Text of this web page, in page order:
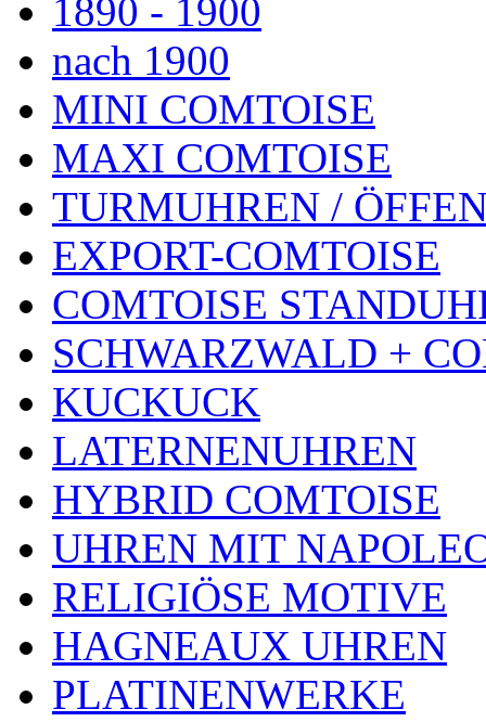
1890 - 1900
nach 1900
MINI COMTOISE
MAXI COMTOISE
TURMUHREN /
EXPORT-COMTOISE
COMTOISE
SCHWARZWALD +
KUCKUCK
LATERNENUHREN
HYBRID COMTOISE
UHREN MIT
RELIGIÖSE MOTIVE
HAGNEAUX UHREN
PLATINENWERKE